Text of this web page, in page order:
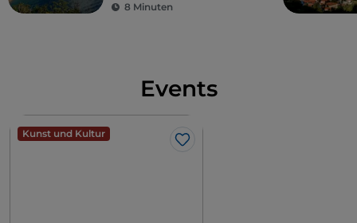
8 Minuten
Events
Kunst und Kultur
Like